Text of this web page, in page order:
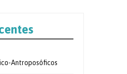
Antroposóficos